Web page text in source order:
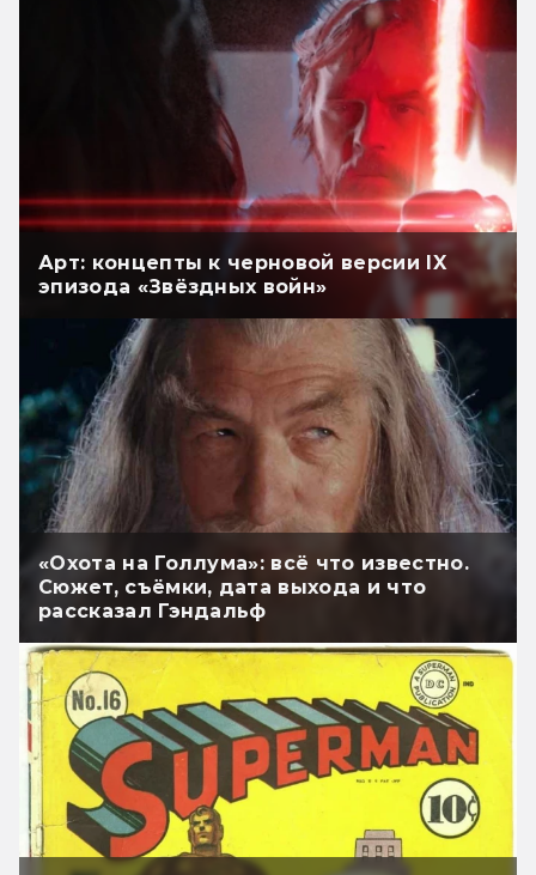
Арт: концепты к черновой версии IX
эпизода «Звёздных войн»
«Охота на Голлума»: всё что известно.
Сюжет, съёмки, дата выхода и что
рассказал Гэндальф